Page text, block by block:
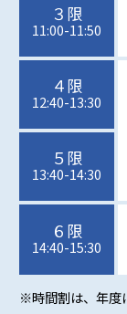
３限
11:00-11:50
４限
12:40-13:30
５限
13:40-14:30
６限
14:40-15:30
※時間割は、年度